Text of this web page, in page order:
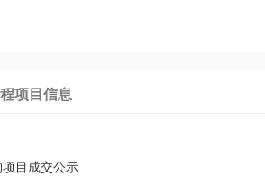
项目信息
目成交公示